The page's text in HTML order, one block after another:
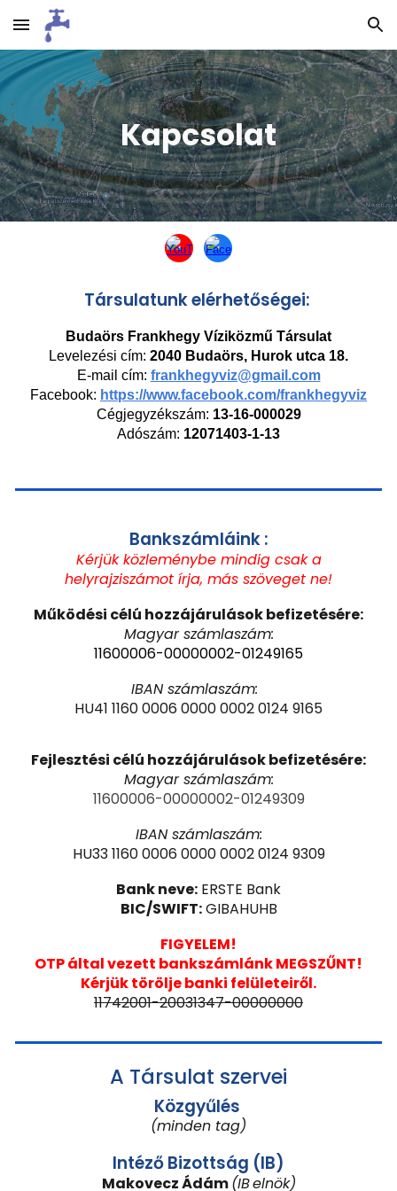
Skip to main content Skip to navigation
Kapcsolat
Társulatunk elérhetőségei:
Budaörs Frankhegy Víziközmű Társulat
Levelezési cím: 2040 Budaörs, Hurok utca 18.
E-mail cím: frankhegyviz@gmail.com
Facebook: https://www.facebook.com/frankhegyviz
Cégjegyzékszám: 13-16-000029
Adószám: 12071403-1-13
Bankszámláink :
Kérjük közleménybe mindig csak a
helyrajziszámot írja, más szöveget ne!
Működési célú hozzájárulások befizetésére:
Magyar számlaszám:
11600006-00000002-01249165
IBAN számlaszám:
HU41 1160 0006 0000 0002 0124 9165
Fejlesztési célú hozzájárulások befizetésére:
Magyar számlaszám:
11600006-00000002-01249309
IBAN számlaszám:
HU33 1160 0006 0000 0002 0124 9309
Bank neve: ERSTE Bank
BIC/SWIFT:GIBAHUHB
FIGYELEM!
OTP által vezett bankszámlánk MEGSZŰNT!
Kérjük törölje banki felületeiről.
11742001-20031347-00000000
A Társulat szervei
Közgyűlés
(minden tag)
Intéző Bizottság (IB)
Makovecz Ádám(IBelnök)